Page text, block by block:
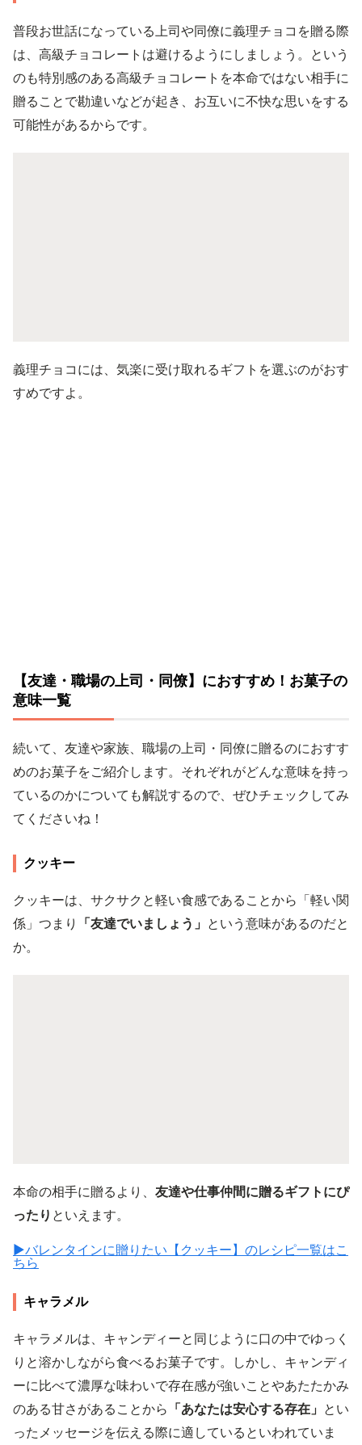
普段お世話になっている上司や同僚に義理チョコを贈る際
は、高級チョコレートは避けるようにしましょう。という
のも特別感のある高級チョコレートを本命ではない相手に
贈ることで勘違いなどが起き、お互いに不快な思いをする
可能性があるからです。
義理チョコには、気楽に受け取れるギフトを選ぶのがおす
すめですよ。
【友達・職場の上司・同僚】におすすめ！お菓子の
意味一覧
続いて、友達や家族、職場の上司・同僚に贈るのにおすす
めのお菓子をご紹介します。それぞれがどんな意味を持っ
ているのかについても解説するので、ぜひチェックしてみ
てくださいね！
クッキー
クッキーは、サクサクと軽い食感であることから「軽い関
係」つまり
「友達でいましょう」 という意味があるのだと
か。
本命の相手に贈るより、 友達や仕事仲間に贈るギフトにぴ
ったり といえます。
▶︎バレンタインに贈りたい【クッキー】のレシピ一覧はこ
ちら
キャラメル
キャラメルは、キャンディーと同じように口の中でゆっく
りと溶かしながら食べるお菓子です。しかし、キャンディ
ーに比べて濃厚な味わいで存在感が強いことやあたたかみ
のある甘さがあることから 「あなたは安心する存在」 とい
ったメッセージを伝える際に適しているといわれていま